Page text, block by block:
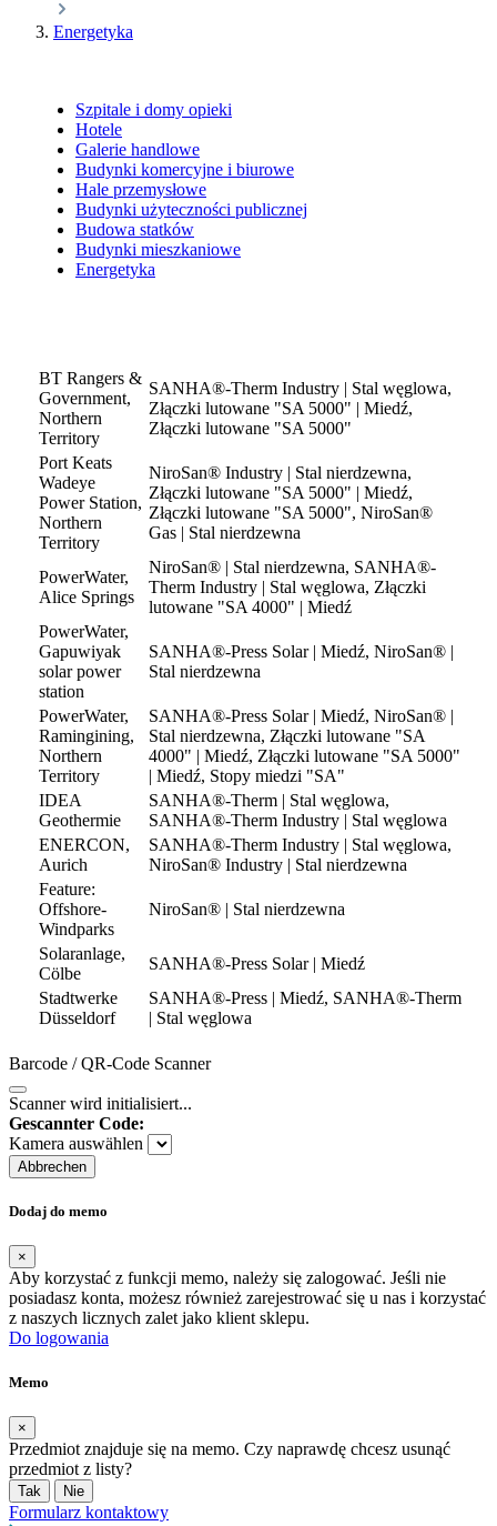
Energetyka
Szpitale i domy opieki
Hotele
Galerie handlowe
Budynki komercyjne i biurowe
Hale przemysłowe
Budynki użyteczności publicznej
Budowa statków
Budynki mieszkaniowe
Energetyka
BT Rangers &
Government,
Northern
Territory
SANHA®-Therm Industry | Stal węglowa,
Złączki lutowane "SA 5000" | Miedź,
Złączki lutowane "SA 5000"
Port Keats
Wadeye
Power Station,
Northern
Territory
NiroSan® Industry | Stal nierdzewna,
Złączki lutowane "SA 5000" | Miedź,
Złączki lutowane "SA 5000", NiroSan®
Gas | Stal nierdzewna
PowerWater,
Alice Springs
NiroSan® | Stal nierdzewna, SANHA®-
Therm Industry | Stal węglowa, Złączki
lutowane "SA 4000" | Miedź
PowerWater,
Gapuwiyak
solar power
station
SANHA®-Press Solar | Miedź, NiroSan® |
Stal nierdzewna
PowerWater,
Ramingining,
Northern
Territory
SANHA®-Press Solar | Miedź, NiroSan® |
Stal nierdzewna, Złączki lutowane "SA
4000" | Miedź, Złączki lutowane "SA 5000"
| Miedź, Stopy miedzi "SA"
IDEA
Geothermie
SANHA®-Therm | Stal węglowa,
SANHA®-Therm Industry | Stal węglowa
ENERCON,
Aurich
SANHA®-Therm Industry | Stal węglowa,
NiroSan® Industry | Stal nierdzewna
Feature:
Offshore-
Windparks
NiroSan® | Stal nierdzewna
Solaranlage,
Cölbe
SANHA®-Press Solar | Miedź
Stadtwerke
Düsseldorf
SANHA®-Press | Miedź, SANHA®-Therm
| Stal węglowa
Barcode / QR-Code Scanner
Scanner wird initialisiert...
Gescannter Code:
Kamera auswählen
Abbrechen
Dodaj do memo
×
Aby korzystać z funkcji memo, należy się zalogować. Jeśli nie
posiadasz konta, możesz również zarejestrować się u nas i korzystać
z naszych licznych zalet jako klient sklepu.
Do logowania
Memo
×
Przedmiot znajduje się na memo. Czy naprawdę chcesz usunąć
przedmiot z listy?
Tak Nie
Formularz kontaktowy